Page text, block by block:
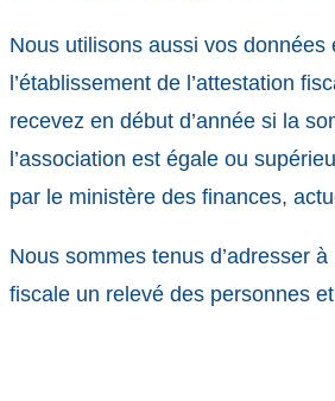
Nous utilisons aussi vos données
l’établissement de l’attestation
recevez en début d’année si la
l’association est égale ou
par le ministère des finances,
Nous sommes tenus d’adresser à
fiscale un relevé des personnes